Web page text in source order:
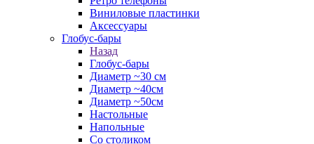
Виниловые пластинки
Аксессуары
Глобус-бары
Назад
Глобус-бары
Диаметр ~30 см
Диаметр ~40см
Диаметр ~50см
Настольные
Напольные
Со столиком